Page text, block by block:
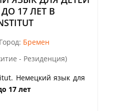
17 ЛЕТ В
Город: Бремен
- Резиденция)
Немецкий язык для
17 лет